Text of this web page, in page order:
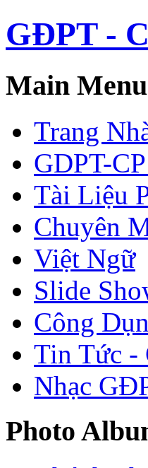
GĐPT -
Main Menu
Trang
GDPT-
Tài Liệu
Chuyên
Việt Ngữ
Slide
Công
Tin Tức -
Nhạc
Photo